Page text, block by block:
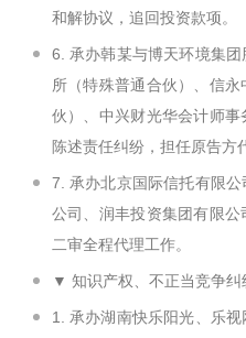
和解协议，追回投资款项。
6. 承办韩某与博天环境集
所（特殊普通合伙）、信
伙）、中兴财光华会计师
陈述责任纠纷，担任原告方
7. 承办北京国际信托有限
公司、润丰投资集团有限公
二审全程代理工作。
▼ 知识产权、不正当竞争纠
1. 承办湖南快乐阳光、乐